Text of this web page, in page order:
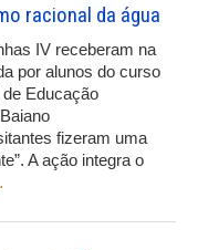
racional da água
IV receberam na
por alunos do curso
Educação
fizeram uma
A ação integra o